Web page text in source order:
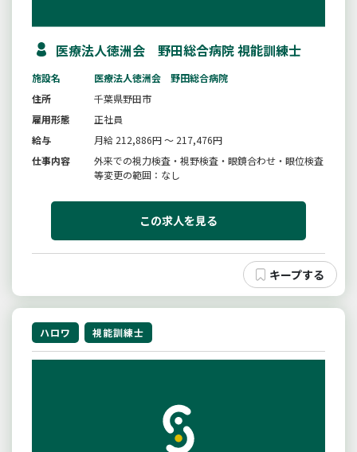
医療法人徳洲会 野田総合病院 視能訓練士
施設名
医療法人徳洲会 野田総合病院
住所
千葉県野田市
雇用形態
正社員
給与
月給 212,886円 ～ 217,476円
仕事内容
外来での視力検査・視野検査・眼鏡合わせ・眼位検査
等変更の範囲：なし
この求人を見る
ハロワ 視能訓練士